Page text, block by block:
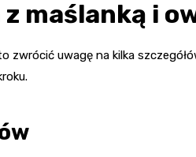
maślanką i
uwagę na kilka